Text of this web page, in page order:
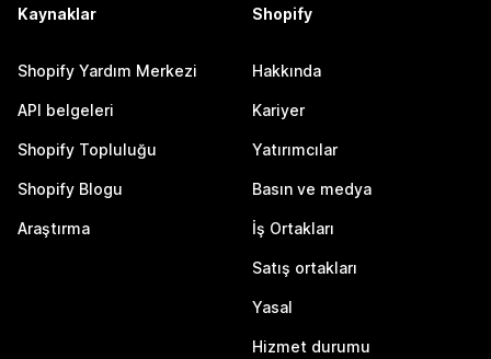
Kaynaklar
Shopify Yardım Merkezi
API belgeleri
Shopify Topluluğu
Shopify Blogu
Araştırma
Shopify
Hakkında
Kariyer
Yatırımcılar
Basın ve medya
İş Ortakları
Satış ortakları
Yasal
Hizmet durumu